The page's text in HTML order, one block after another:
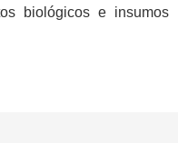
biológicos e insumos